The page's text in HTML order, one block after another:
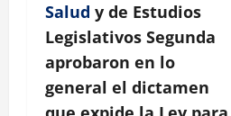
Salud y de Estudios
Legislativos Segunda
aprobaron en lo
general el dictamen